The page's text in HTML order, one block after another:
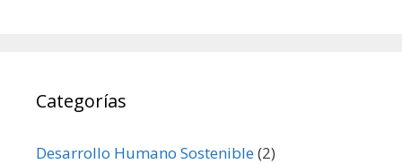
Categorías
Desarrollo Humano Sostenible(2)